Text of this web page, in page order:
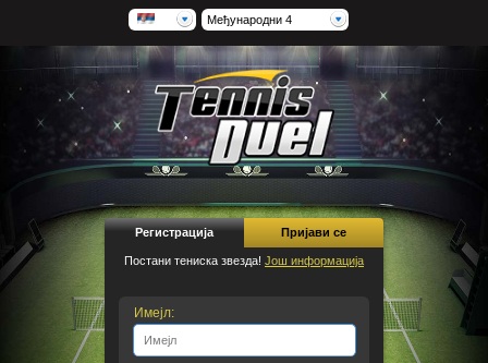
Међународни 4
Регистрација Пријави се
Постани тениска звезда! Још информација
Имејл: